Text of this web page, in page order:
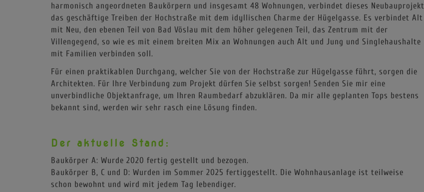
harmonisch angeordneten Baukörpern und insgesamt 48 Wohnungen, verbindet dieses Neubauprojekt
das geschäftige Treiben der Hochstraße mit dem idyllischen Charme der Hügelgasse. Es verbindet Alt
mit Neu, den ebenen Teil von Bad Vöslau mit dem höher gelegenen Teil, das Zentrum mit der
Villengegend, so wie es mit einem breiten Mix an Wohnungen auch Alt und Jung und Singlehaushalte
mit Familien verbinden soll.
Für einen praktikablen Durchgang, welcher Sie von der Hochstraße zur Hügelgasse führt, sorgen die
Architekten. Für Ihre Verbindung zum Projekt dürfen Sie selbst sorgen! Senden Sie mir eine
unverbindliche Objektanfrage, um Ihren Raumbedarf abzuklären. Da mir alle geplanten Tops bestens
bekannt sind, werden wir sehr rasch eine Lösung finden.
Der aktuelle Stand:
Baukörper A: Wurde 2020 fertig gestellt und bezogen.
Baukörper B, C und D: Wurden im Sommer 2025 fertiggestellt. Die Wohnhausanlage ist teilweise
schon bewohnt und wird mit jedem Tag lebendiger.